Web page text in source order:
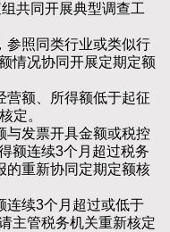
共同开展典型调查工
照同类行业或类似行
情况协同开展定期定额
额、所得额低于起征
定。
发票开具金额或税控
额连续3个月超过税务
的重新协同定期定额核
续3个月超过或低于
主管税务机关重新核定